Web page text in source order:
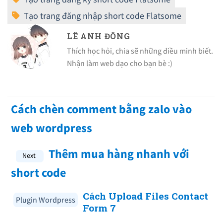
LÊ ANH ĐÔNG
Thích học hỏi, chia sẽ những điều minh biết.
Nhận làm web dạo cho bạn bè :)
Cách chèn comment bằng zalo vào
web wordpress
Thêm mua hàng nhanh với
short code
Plugin Wordpress
Cách Upload Files Contact
Form 7